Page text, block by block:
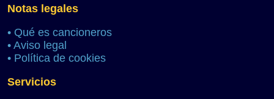
Notas legales
• Qué es cancioneros
• Aviso legal
• Política de cookies
Servicios